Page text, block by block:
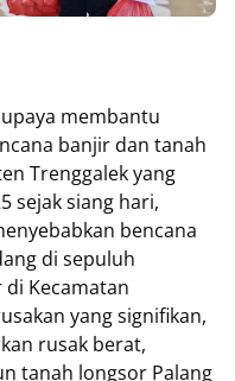
membantu
banjir dan tanah
Trenggalek yang
sejak siang hari,
bencana
di sepuluh
Kecamatan
yang signifikan,
rusak berat,
tanah longsor Palang